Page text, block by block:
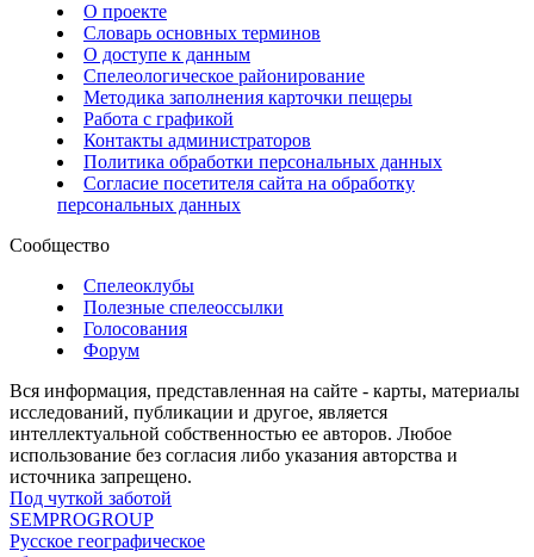
О проекте
Словарь основных терминов
О доступе к данным
Спелеологическое районирование
Методика заполнения карточки пещеры
Работа с графикой
Контакты администраторов
Политика обработки персональных данных
Согласие посетителя сайта на обработку
персональных данных
Сообщество
Спелеоклубы
Полезные спелеоссылки
Голосования
Форум
Вся информация, представленная на сайте - карты, материалы
исследований, публикации и другое, является
интеллектуальной собственностью ее авторов. Любое
использование без согласия либо указания авторства и
источника запрещено.
Под чуткой заботой
SEMPROGROUP
Русское географическое